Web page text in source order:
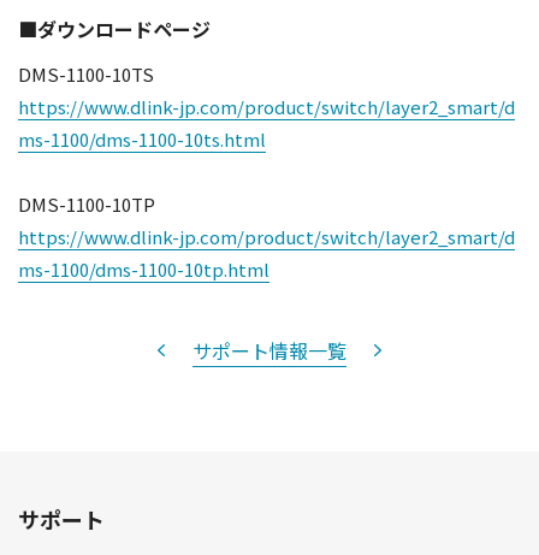
■ダウンロードページ
DMS-1100-10TS
https://www.dlink-jp.com/product/switch/layer2_smart/d
ms-1100/dms-1100-10ts.html
DMS-1100-10TP
https://www.dlink-jp.com/product/switch/layer2_smart/d
ms-1100/dms-1100-10tp.html
サポート情報一覧
サポート